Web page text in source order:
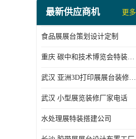
最新供应商机 更多
食品展展台策划设计定制
重庆 碳中和技术博览会特装展台搭建供应商
武汉 亚洲3D打印展展台装修定制
武汉 小型展览装修厂家电话
水处理展特装搭建公司